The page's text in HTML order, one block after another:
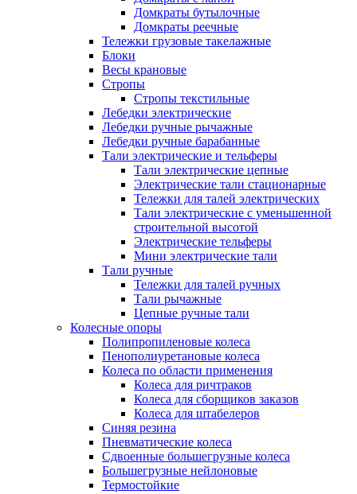
Домкраты бутылочные
Домкраты реечные
Тележки грузовые такелажные
Блоки
Весы крановые
Стропы
Стропы текстильные
Лебедки электрические
Лебедки ручные рычажные
Лебедки ручные барабанные
Тали электрические и тельферы
Тали электрические цепные
Электрические тали стационарные
Тележки для талей электрических
Тали электрические с уменьшенной
строительной высотой
Электрические тельферы
Мини электрические тали
Тали ручные
Тележки для талей ручных
Тали рычажные
Цепные ручные тали
Колесные опоры
Полипропиленовые колеса
Пенополиуретановые колеса
Колеса по области применения
Колеса для ричтраков
Колеса для сборщиков заказов
Колеса для штабелеров
Синяя резина
Пневматические колеса
Сдвоенные большегрузные колеса
Большегрузные нейлоновые
Термостойкие